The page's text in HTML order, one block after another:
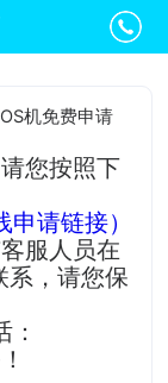
机免费申请
您按照下
申请链接）
服人员在
系，请您保